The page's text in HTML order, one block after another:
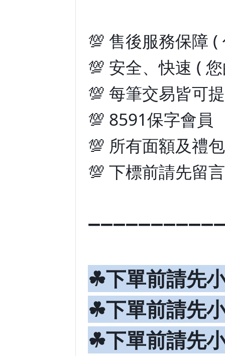
💯 售後服務保障
💯 安全、快速 (
💯 每筆交易皆可
💯 8591保字會員
💯 所有面額及禮
💯 下標前請先留
☘下單前請先
☘下單前請先
☘下單前請先